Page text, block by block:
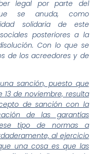
legal por parte del
se anuda, como
solidaria de este
posteriores a la
Con lo que se
de los acreedores y de
sanción, puesto que
13 de noviembre, resulta
de sanción con la
de las garantías
tipo de normas a
al ejercicio
una cosa es que las